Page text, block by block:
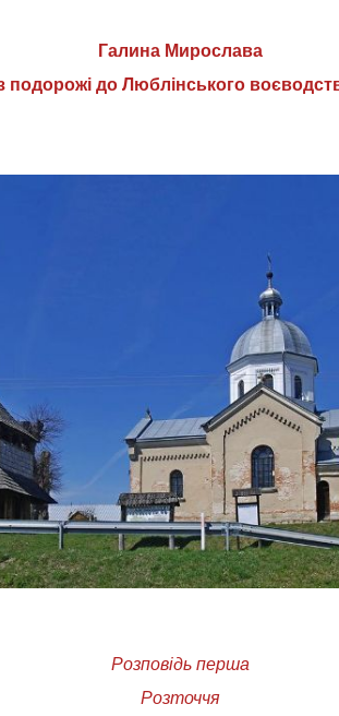
Галина Мирослава
подорожі до Люблінського
Розповідь перша
Розточчя